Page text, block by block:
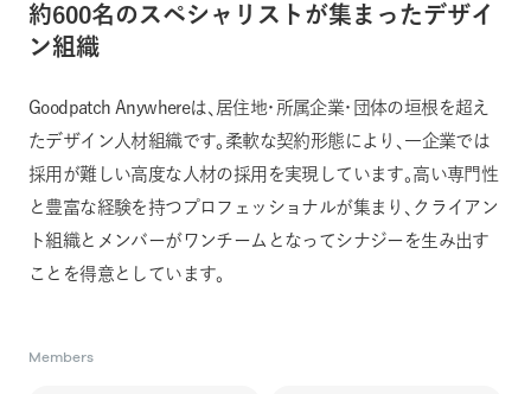
約600名のスペシャリストが集まったデザイ
ン組織
Goodpatch Anywhereは、居住地・所属企業・団体の垣根を超え
たデザイン人材組織です。柔軟な契約形態により、一企業では
採用が難しい高度な人材の採用を実現しています。高い専門性
と豊富な経験を持つプロフェッショナルが集まり、クライアン
ト組織とメンバーがワンチームとなってシナジーを生み出す
ことを得意としています。
Members